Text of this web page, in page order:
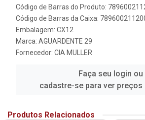
Código de Barras do Produto:
Código de Barras da Caixa:
Embalagem: CX12
Marca: AGUARDENTE 29
Fornecedor: CIA MULLER
Faça seu login ou
cadastre-se para ver preços
Produtos Relacionados